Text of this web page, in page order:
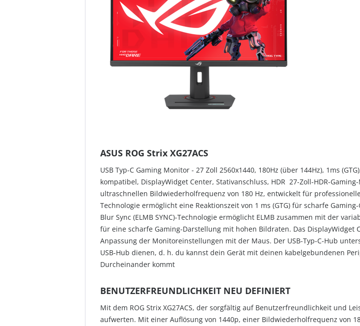
ASUS ROG Strix XG27ACS
USB Typ-C Gaming Monitor - 27 Zoll 2560x1440, 180Hz (über 144Hz), 1ms
kompatibel, DisplayWidget Center, Stativanschluss, HDR 27-Zoll-HDR-
ultraschnellen Bildwiederholfrequenz von 180 Hz, entwickelt für
Technologie ermöglicht eine Reaktionszeit von 1 ms (GTG) für scharfe
Blur Sync (ELMB SYNC)-Technologie ermöglicht ELMB zusammen mit der
für eine scharfe Gaming-Darstellung mit hohen Bildraten. Das
Anpassung der Monitoreinstellungen mit der Maus. Der USB-Typ-C-Hub
USB-Hub dienen, d. h. du kannst dein Gerät mit deinen kabelgebundenen
Durcheinander kommt
BENUTZERFREUNDLICHKEIT NEU DEFINIERT
Mit dem ROG Strix XG27ACS, der sorgfältig auf Benutzerfreundlichkeit und
aufwerten. Mit einer Auflösung von 1440p, einer Bildwiederholfrequenz von